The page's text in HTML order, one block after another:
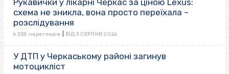
схема не зникла, вона просто переїхала –
розслідування
6 338 переглядів ВІД 3 СЕРПНЯ 2026
У ДТП у Черкаському районі загинув
мотоцикліст